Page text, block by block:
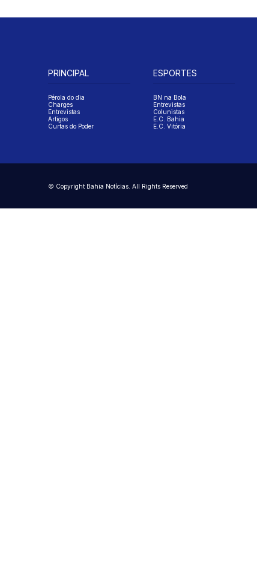
PRINCIPAL
Pérola do dia
Charges
Entrevistas
Artigos
Curtas do Poder
ESPORTES
BN na Bola
Entrevistas
Colunistas
E.C. Bahia
E.C. Vitória
© Copyright Bahia Notícias. All Rights Reserved